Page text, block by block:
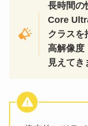
長時間の
Core
クラスを
高解像度
見えてき